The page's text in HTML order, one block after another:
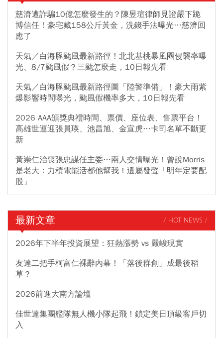
慈濟遭詐騙10億怎麼發生的？陳昱瑄律師見證嚴下跪
博信任！豪宅藏158公斤黃金，洗錢手法曝光…慈濟回
應了
天氣／白海豚颱風最新路徑！北北基桃暴風圈侵襲率曝
光、8/7颱風假？三颱怎麼走，10日報先看
天氣／白海豚颱風最新路徑圖「陸警準備」！豪大雨紫
爆影響時間曝光，颱風假機率多大，10日報先看
2026 AAA頒獎典禮時間、票價、座位表、售票平台！
高雄世運迎張員瑛、池昌旭、金宣虎…卡司名單不斷更
新
黃崇仁治喪張忠謀任主委…兩人交情曝光！曾說Morris
是老大：力積電能活都他幫我！遺屬發聲「明年定要配
股」
最新文章 / HOT NEWS /
2026年下半年投資展望：狂熱漲勢 vs 嚴峻現實
友達二把手柯富仁裸辭內幕！「落後群創」成最後稻
草？
2026前進大南方論壇
佳世達集團艦隊無人機小隊起飛！鎖定美日頂級客戶切
入